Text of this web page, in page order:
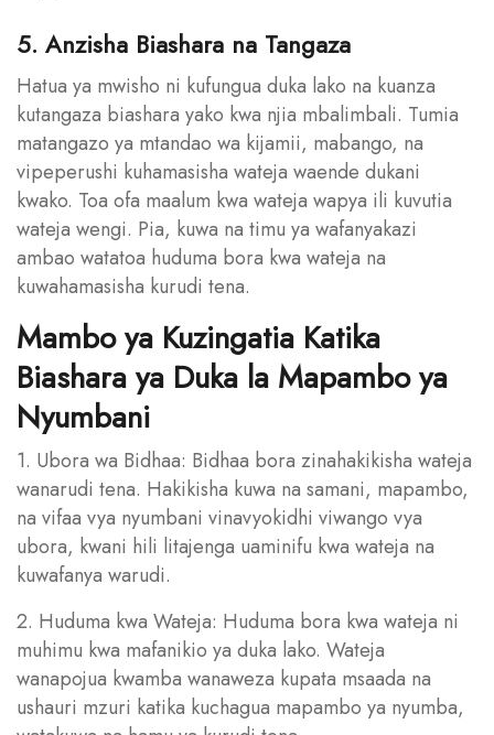
5. Anzisha Biashara na Tangaza
Hatua ya mwisho ni kufungua duka lako na kuanza
kutangaza biashara yako kwa njia mbalimbali. Tumia
matangazo ya mtandao wa kijamii, mabango, na
vipeperushi kuhamasisha wateja waende dukani
kwako. Toa ofa maalum kwa wateja wapya ili kuvutia
wateja wengi. Pia, kuwa na timu ya wafanyakazi
ambao watatoa huduma bora kwa wateja na
kuwahamasisha kurudi tena.
Mambo ya Kuzingatia Katika
Biashara ya Duka la Mapambo ya
Nyumbani
1. Ubora wa Bidhaa: Bidhaa bora zinahakikisha wateja
wanarudi tena. Hakikisha kuwa na samani, mapambo,
na vifaa vya nyumbani vinavyokidhi viwango vya
ubora, kwani hili litajenga uaminifu kwa wateja na
kuwafanya warudi.
2. Huduma kwa Wateja: Huduma bora kwa wateja ni
muhimu kwa mafanikio ya duka lako. Wateja
wanapojua kwamba wanaweza kupata msaada na
ushauri mzuri katika kuchagua mapambo ya nyumba,